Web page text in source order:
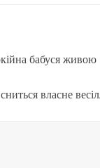
бабуся живою
власне